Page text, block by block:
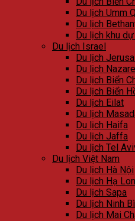
Du lịch Umm
Du lịch
Du lịch khu
Du lịch Israel
Du lịch
Du lịch
Du lịch Biển
Du lịch Biển
Du lịch Eilat
Du lịch
Du lịch Haifa
Du lịch Jaffa
Du lịch Tel
Du lịch Việt Nam
Du lịch Hà Nội
Du lịch Hạ
Du lịch Sapa
Du lịch Ninh
Du lịch Mai